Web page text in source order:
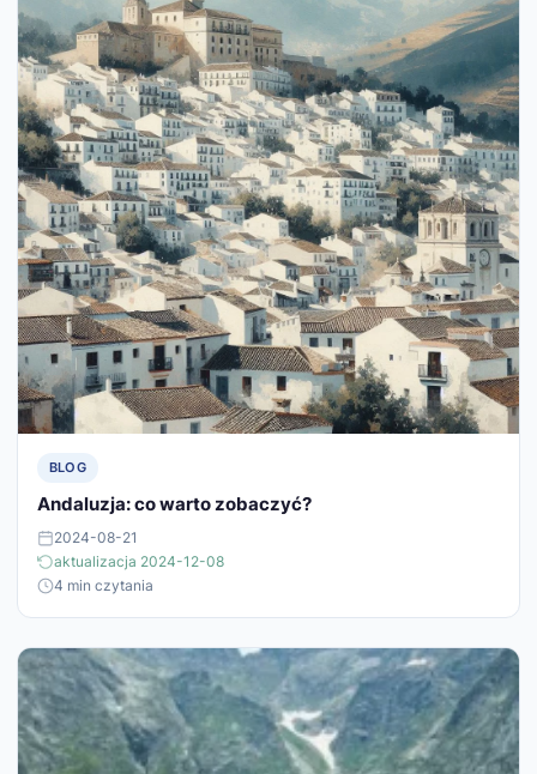
BLOG
Andaluzja: co warto zobaczyć?
2024-08-21
aktualizacja 2024-12-08
4 min czytania